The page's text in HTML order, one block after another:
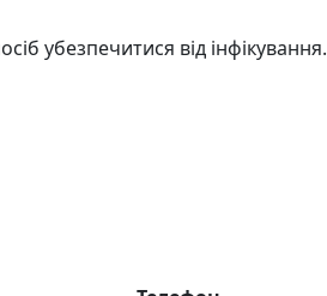
убезпечитися від інфікування.